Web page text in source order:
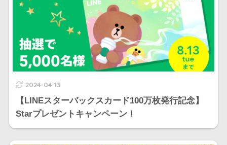
2024-04-13
【LINEスターバックスカード100万枚発行記念】
Starプレゼントキャンペーン！